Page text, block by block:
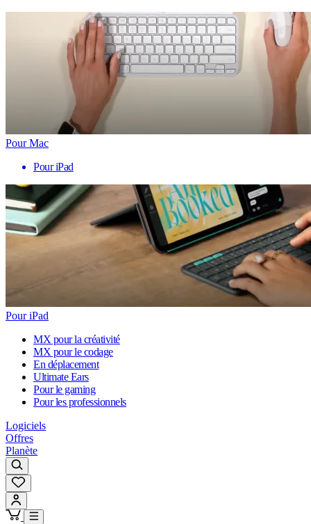
Pour Mac
Pour iPad
Pour iPad
MX pour la créativité
MX pour le codage
En déplacement
Ultimate Ears
Pour le gaming
Pour les professionnels
Logiciels
Offres
Planète